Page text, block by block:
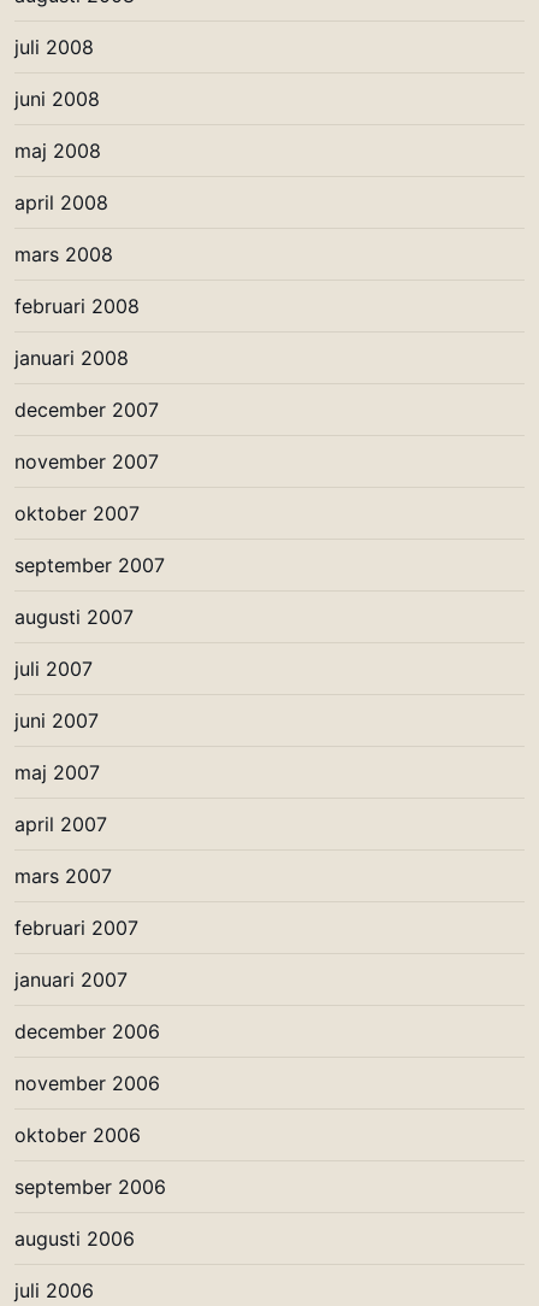
juli 2008
juni 2008
maj 2008
april 2008
mars 2008
februari 2008
januari 2008
december 2007
november 2007
oktober 2007
september 2007
augusti 2007
juli 2007
juni 2007
maj 2007
april 2007
mars 2007
februari 2007
januari 2007
december 2006
november 2006
oktober 2006
september 2006
augusti 2006
juli 2006